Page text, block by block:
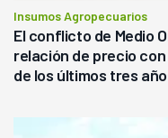
Insumos Agropecuarios
El conflicto de Medio
relación de precio
de los últimos tres